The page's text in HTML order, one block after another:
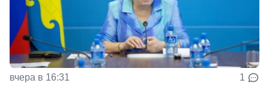
вчера в 16:31 1